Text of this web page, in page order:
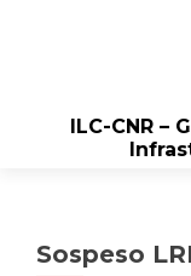
ILC-CNR
Sospeso